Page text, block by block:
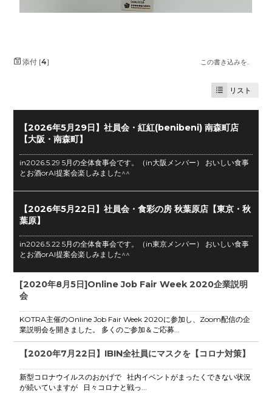
添付 [4] この書き込みを..
リスト
【2026年5月29日】社員会・紅紅(benibeni) 南森町店
【大阪・南森町】
in2026.5.29 5月の全体食事会です。（in大阪メンバー） おいしい食事
とお酒orAI提案会楽しみました^^
【2026年5月22日】社員会・食彩の房 秋葉原店【東京・秋
葉原】
in2026.5.22 5月の全体食事会です。（in東京メンバー） おいしい食事
とお酒orAI提案会楽しみました^^
[2020年8月5日]Online Job Fair Week 2020企業説明
会
KOTRA主催のOnline Job Fair Week 2020に参加し、Zoom配信の企
業説明会を開きました。 多くのご参加＆ご応募...
【2020年7月22日】IBIN全社員にマスクを【コロナ対策】
新型コロナウイルスのおかげで 社内イベントがまったくできない状況
が続いていますが 日々コロナと戦っ...